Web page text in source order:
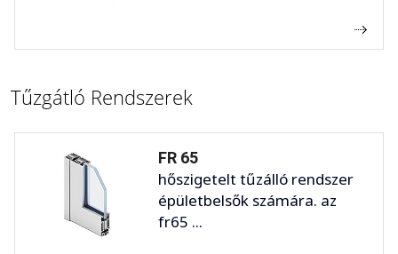
Tűzgátló Rendszerek
FR 65
hőszigetelt tűzálló rendszer
épületbelsők számára. az
fr65 ...